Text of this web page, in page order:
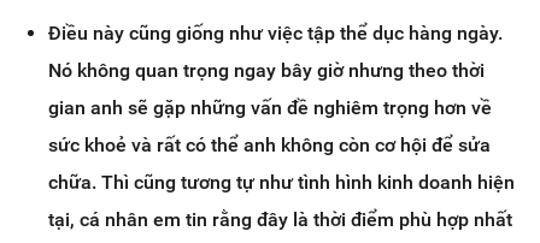
Điều này cũng giống như việc tập thể dục hàng ngày.
Nó không quan trọng ngay bây giờ nhưng theo thời
gian anh sẽ gặp những vấn đề nghiêm trọng hơn về
sức khoẻ và rất có thể anh không còn cơ hội để sửa
chữa. Thì cũng tương tự như tình hình kinh doanh hiện
tại, cá nhân em tin rằng đây là thời điểm phù hợp nhất